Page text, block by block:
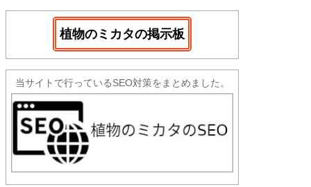
植物のミカタの掲示板
当サイトで行っているSEO対策をまとめました。